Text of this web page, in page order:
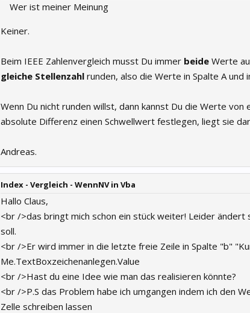
Wer ist meiner Meinung
Keiner.
Beim IEEE Zahlenvergleich musst Du immer beide Werte
gleiche Stellenzahl runden, also die Werte in Spalte A und
Wenn Du nicht runden willst, dann kannst Du die Werte
absolute Differenz einen Schwellwert festlegen, liegt sie
Andreas.
Index - Vergleich - WennNV in Vba
Hallo Claus,
<br />das bringt mich schon ein stück weiter! Leider
soll.
<br />Er wird immer in die letzte freie Zeile in Spalte "b"
Me.TextBoxzeichenanlegen.Value
<br />Hast du eine Idee wie man das realisieren könnte?
<br />P.S das Problem habe ich umgangen indem ich den
Zelle schreiben lassen